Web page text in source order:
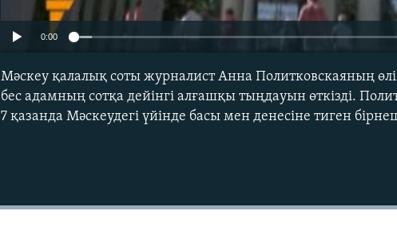
0:00
Мәскеу қалалық соты журналист Анна Политковскаяның
бес адамның сотқа дейінгі алғашқы тыңдауын өткізді.
7 қазанда Мәскеудегі үйінде басы мен денесіне тиген